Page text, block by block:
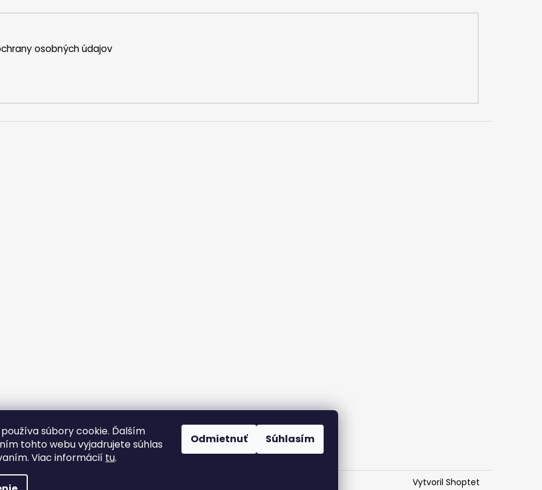
súbory cookie. Ďalším
tohto webu vyjadrujete súhlas
Viac informácií tu.
Odmietnuť Súhlasím
osobných údajov
Strojárske Centrum - MT flex BEST OFF
Vytvoril Shoptet